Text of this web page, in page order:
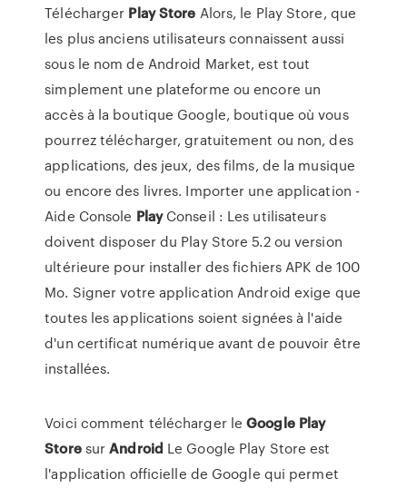
Télécharger PlayStore Alors, le Play Store, que
les plus anciens utilisateurs connaissent aussi
sous le nom de Android Market, est tout
simplement une plateforme ou encore un
accès à la boutique Google, boutique où vous
pourrez télécharger, gratuitement ou non, des
applications, des jeux, des films, de la musique
ou encore des livres. Importer une application -
Aide Console PlayConseil : Les utilisateurs
doivent disposer du Play Store 5.2 ou version
ultérieure pour installer des fichiers APK de 100
Mo. Signer votre application Android exige que
toutes les applications soient signées à l'aide
d'un certificat numérique avant de pouvoir être
installées.
Voici comment télécharger leGoogle Play
StoresurAndroid Le Google Play Store est
l'application officielle de Google qui permet